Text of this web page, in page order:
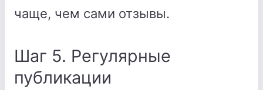
чаще, чем сами отзывы.
Шаг 5. Регулярные
публикации